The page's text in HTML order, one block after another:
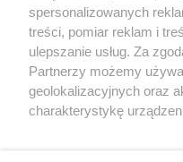
Forum Muratora
spersonalizowanych
treści, pomiar reklam i
ulepszanie usług. Za
Partnerzy możemy
geolokalizacyjnych oraz
charakterystykę